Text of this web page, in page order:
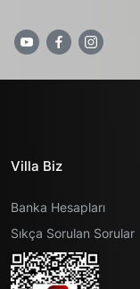
Villa Biz
Banka Hesapları
Sıkça Sorulan Sorular